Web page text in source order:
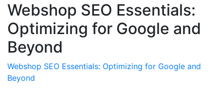
Webshop SEO Essentials:
Optimizing for Google and
Beyond
Webshop SEO Essentials: Optimizing for Google and
Beyond